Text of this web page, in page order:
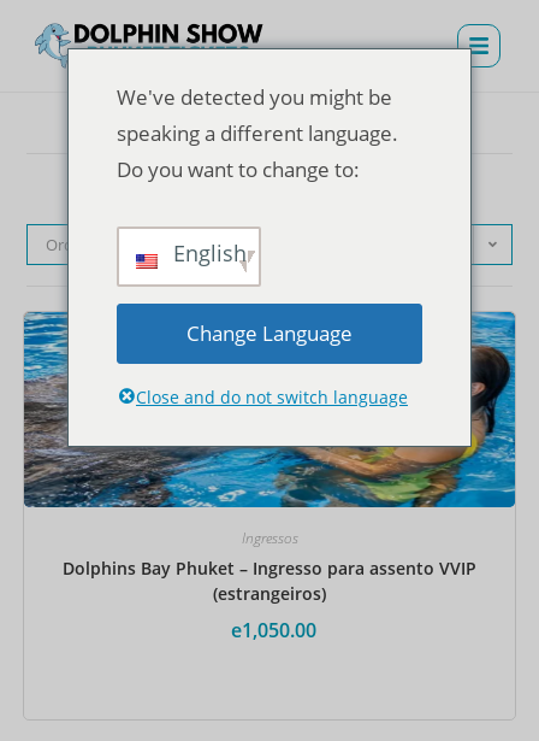
Ordenação padrão
Ingressos
Dolphins Bay Phuket – Ingresso para assento VVIP
(estrangeiros)
e1,050.00
We've detected you might be
speaking a different language.
Do you want to change to:
English
Change Language
Close and do not switch language